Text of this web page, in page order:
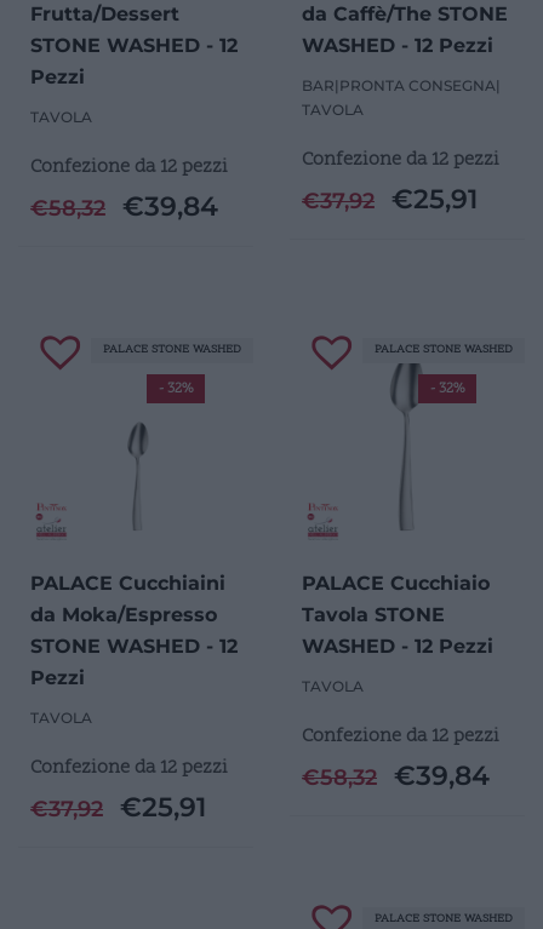
Frutta/Dessert
STONE WASHED - 12
Pezzi
TAVOLA
Confezione da 12 pezzi
€58,32 €39,84
da Caffè/The STONE
WASHED - 12 Pezzi
BAR| PRONTA CONSEGNA|
TAVOLA
Confezione da 12 pezzi
€37,92 €25,91
PALACE Cucchiaini
da Moka/Espresso
STONE WASHED - 12
Pezzi
TAVOLA
Confezione da 12 pezzi
€37,92 €25,91
- 32%
PALACE STONE WASHED
PALACE Cucchiaio
Tavola STONE
WASHED - 12 Pezzi
TAVOLA
Confezione da 12 pezzi
€58,32 €39,84
- 32%
PALACE STONE WASHED
PALACE STONE WASHED